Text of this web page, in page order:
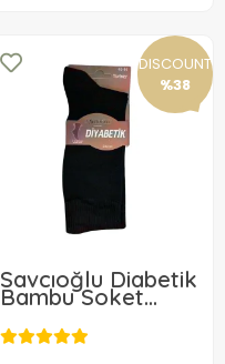
DISCOUNT
%38
Savcıoğlu Diabetik
Bambu Soket
Çorap 10 ADET
30,00 USD